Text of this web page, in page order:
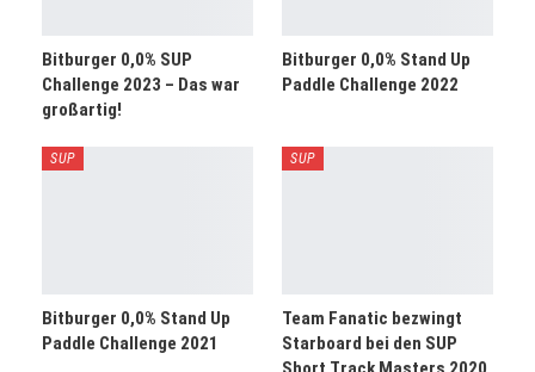
Bitburger 0,0% SUP
Challenge 2023 – Das war
großartig!
Bitburger 0,0% Stand Up
Paddle Challenge 2022
SUP
Bitburger 0,0% Stand Up
Paddle Challenge 2021
SUP
Team Fanatic bezwingt
Starboard bei den SUP